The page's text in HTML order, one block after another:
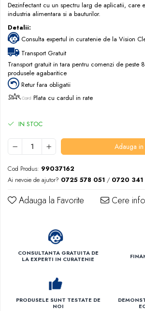
Dezinfectant cu un spectru larg de aplicatii, care
industria alimentara si a bauturilor.
Detalii:
Consulta expertul in curatenie de la Vision
Transport Gratuit
Transport gratuit in tara pentru comenzi de peste
produsele agabaritice
Retur fara obligatii
Plata cu cardul in rate
IN STOC
Adauga
Cod Produs: 99037162
Ai nevoie de ajutor? 0725 578 051 / 0720 341
Adauga la Favorite Cere
CONSULTANTA GRATUITA DE
LA EXPERTI IN CURATENIE
PRODUSELE SUNT TESTATE DE
NOI